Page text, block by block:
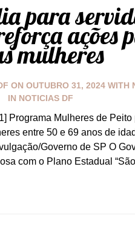
para
ações
mulheres
ONOUTUBRO 31, 2024 WITH
IN NOTICIAS DF
Programa Mulheres de
entre 50 e 69 anos de
Governo de SP O
com o Plano Estadual